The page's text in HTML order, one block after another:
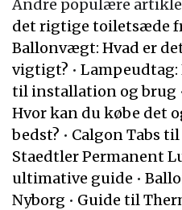
Andre populære
det rigtige toiletsæde
Ballonvægt: Hvad er
vigtigt? •
til installation og brug
Hvor kan du købe det
bedst? • Calgon Tabs
Staedtler Permanent
ultimative guide •
Nyborg • Guide til